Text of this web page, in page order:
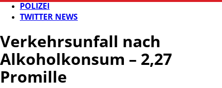
POLIZEI
TWITTER NEWS
Verkehrsunfall nach
Alkoholkonsum – 2,27
Promille